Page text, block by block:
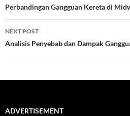
navigation
Perbandingan Gangguan Kereta di
NEXT POST
Analisis Penyebab dan Dampak
ADVERTISEMENT